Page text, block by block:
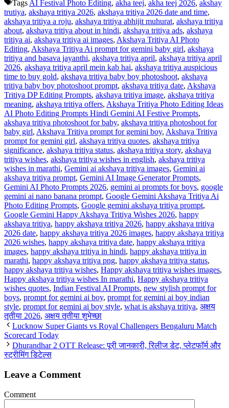
Tags AI Festival Photo Editing, akha teej, akha teej 2026, akshay
trutiya, akshaya tritiya 2026, akshaya tritiya 2026 date and time,
akshaya tritiya a roju, akshaya tritiya abhijit muhurat, akshaya tritiya
about, akshaya tritiya about in hindi, akshaya tritiya ads, akshaya
tritiya ai, akshaya tritiya ai images, Akshaya Tritiya AI Photo
Editing, Akshaya Tritiya Ai prompt for gemini baby girl, akshaya
tritiya and basava jayanthi, akshaya tritiya april, akshaya tritiya april
2026, akshaya tritiya april mein kab hai, akshaya tritiya auspicious
time to buy gold, akshaya tritiya baby boy photoshoot, akshaya
tritiya baby boy photoshoot prompt, akshaya tritiya date, Akshaya
Tritiya DP Editing Prompts, akshaya tritiya image, akshaya tritiya
meaning, akshaya tritiya offers, Akshaya Tritiya Photo Editing Ideas
AI Photo Editing Prompts Hindi Gemini AI Festive Prompts,
akshaya tritiya photoshoot for baby, akshaya tritiya photoshoot for
baby girl, Akshaya Tritiya prompt for gemini boy, Akshaya Tritiya
prompt for gemini girl, akshaya tritiya quotes, akshaya tritiya
significance, akshaya tritiya status, akshaya tritiya story, akshaya
tritiya wishes, akshaya tritiya wishes in english, akshaya tritiya
wishes in marathi, Gemini ai akshaya tritiya images, Gemini ai
akshaya tritiya prompt, Gemini AI Image Generator Prompts,
Gemini AI Photo Prompts 2026, gemini ai prompts for boys, google
gemini ai nano banana prompt, Google Gemini Akshaya Tritiya Ai
Photo Editing Prompts, Google gemini akshaya tritiya prompt,
Google Gemini Happy Akshaya Tritiya Wishes 2026, happy
akshaya tritiya, happy akshaya tritiya 2026, happy akshaya tritiya
2026 date, happy akshaya tritiya 2026 images, happy akshaya tritiya
2026 wishes, happy akshaya tritiya date, happy akshaya tritiya
images, happy akshaya tritiya in hindi, happy akshaya tritiya in
marathi, happy akshaya tritiya png, happy akshaya tritiya status,
happy akshaya tritiya wishes, Happy akshaya tritiya wishes images,
Happy akshaya tritiya wishes In marathi, Happy akshaya tritiya
wishes quotes, Indian Festival AI Prompts, new stylish prompt for
boys, prompt for gemini ai boy, prompt for gemini ai boy indian
style, prompt for gemini ai boy style, what is akshaya tritiya, अक्षय
तृतीया 2026, अक्षय तृतीया शुभेच्छा
Lucknow Super Giants vs Royal Challengers Bengaluru Match
Scorecard Today
Dhurandhar 2 OTT Release: पूरी जानकारी, रिलीज डेट, प्लेटफॉर्म और
स्ट्रीमिंग डिटेल्स
Leave a Comment
Comment